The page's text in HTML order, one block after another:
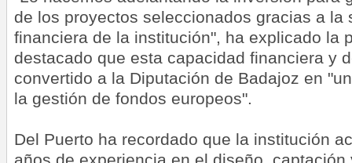
de los proyectos seleccionados gracias a la
financiera de la institución", ha explicado la
destacado que esta capacidad financiera y
convertido a la Diputación de Badajoz en
la gestión de fondos europeos".
Del Puerto ha recordado que la institución